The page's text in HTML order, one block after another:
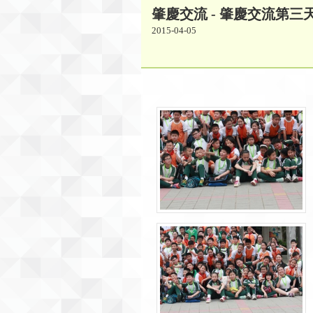
肇慶交流 - 肇慶交流第三
2015-04-05